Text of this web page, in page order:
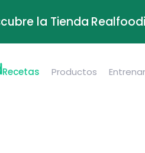
la Tienda
Recetas Productos